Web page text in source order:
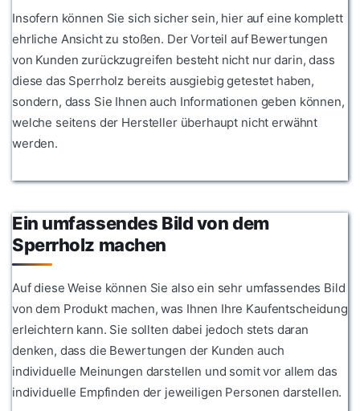
Insofern können Sie sich sicher sein, hier auf eine komplett
ehrliche Ansicht zu stoßen. Der Vorteil auf Bewertungen
von Kunden zurückzugreifen besteht nicht nur darin, dass
diese das Sperrholz bereits ausgiebig getestet haben,
sondern, dass Sie Ihnen auch Informationen geben können,
welche seitens der Hersteller überhaupt nicht erwähnt
werden.
Ein umfassendes Bild von dem
Sperrholz machen
Auf diese Weise können Sie also ein sehr umfassendes Bild
von dem Produkt machen, was Ihnen Ihre Kaufentscheidung
erleichtern kann. Sie sollten dabei jedoch stets daran
denken, dass die Bewertungen der Kunden auch
individuelle Meinungen darstellen und somit vor allem das
individuelle Empfinden der jeweiligen Personen darstellen.